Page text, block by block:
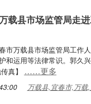
载县市场监管局走
市万载县市场监管局工作
和运用等法律常识。郭久
真】 ……更多
万载县,宜春市,万